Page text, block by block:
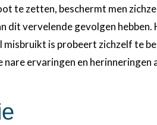
te zetten, beschermt men
dit vervelende gevolgen hebben.
is probeert zichzelf te
ervaringen en herinneringen